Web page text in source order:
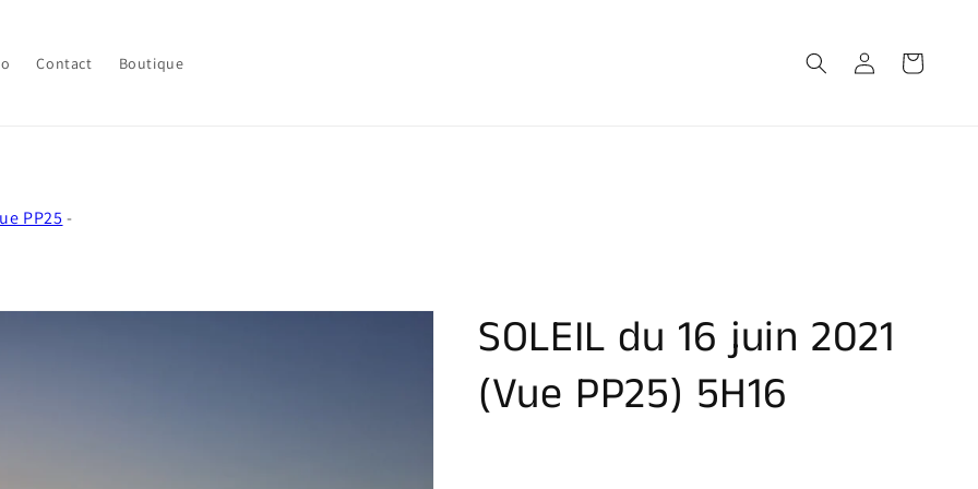
Contact Boutique Connexion Panier
PP25 -
SOLEIL du 16 juin 2021
(Vue PP25) 5H16